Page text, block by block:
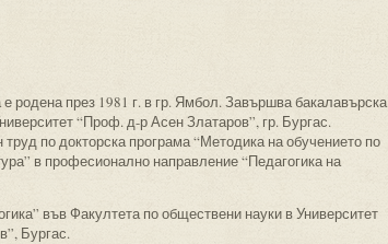
родена през 1981 г. в гр. Ямбол. Завършва бакалавърска
“Проф. д-р Асен Златаров”, гр. Бургас.
по докторска програма “Методика на обучението по
в професионално направление “Педагогика на
във Факултета по обществени науки в Университет
Бургас.